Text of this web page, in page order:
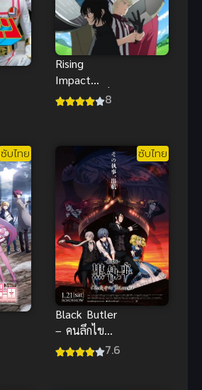
Rising
Impact
(2024) ไรซิ่ง
8
ซับไทย ซับไทย
Black Butler
– คนลึกไข
ปริศนาลับ เด
7.6